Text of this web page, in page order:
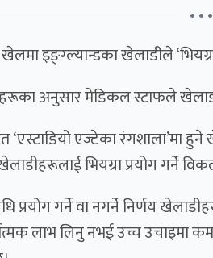
• • •
इङ्ग्ल्यान्डका खेलाडीले
अनुसार मेडिकल स्टाफले
‘एस्टाडियो एज्टेका
भियग्रा प्रयोग गर्ने
प्रयोग गर्ने वा नगर्ने निर्णय
लाभ लिनु नभई उच्च